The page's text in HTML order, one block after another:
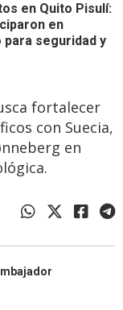
en Quito Pisulí:
en
seguridad y
fortalecer
con Suecia,
en